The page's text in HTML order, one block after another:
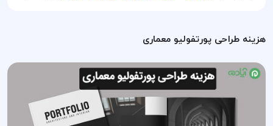
هزینه طراحی پورتفولیو معماری